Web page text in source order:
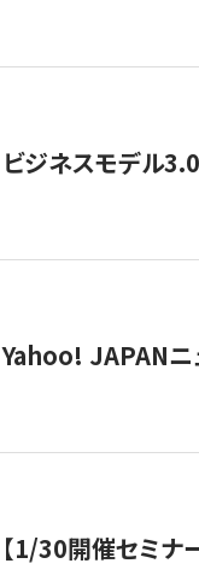
ビジネスモデル
Yahoo! JAPANニ
【1/30開催セミナ